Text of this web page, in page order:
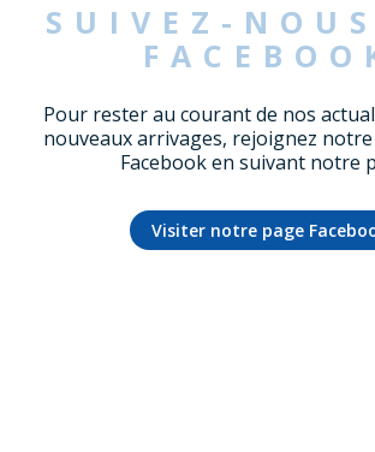
SUIVEZ-
Pour rester au courant de nos
nouveaux arrivages, rejoignez
Facebook en suivant notre
Visiter notre page